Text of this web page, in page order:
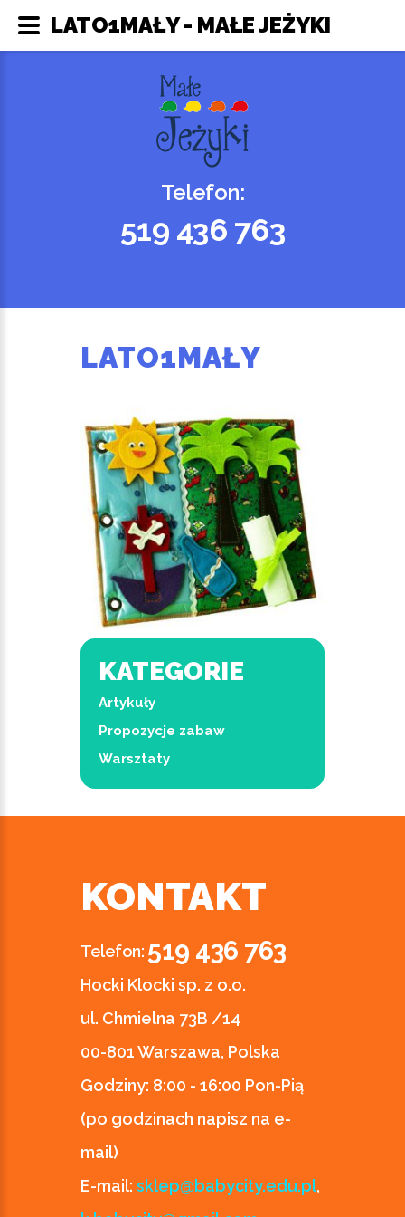
Telefon:
519 436 763
LATO1MAŁY
KATEGORIE
Artykuły
Propozycje zabaw
Warsztaty
KONTAKT
Telefon: 519 436 763
Hocki Klocki sp. z o.o.
ul. Chmielna 73B /14
00-801 Warszawa, Polska
Godziny: 8:00 - 16:00 Pon-Pią
(po godzinach napisz na e-
mail)
E-mail: sklep@babycity.edu.pl,
LATO1MAŁY - MAŁE JEŻYKI